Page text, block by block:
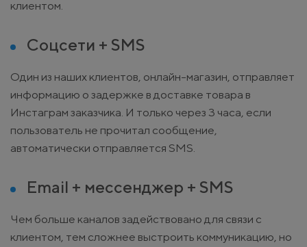
клиентом.
Соцсети + SMS
Один из наших клиентов, онлайн-магазин, отправляет
информацию о задержке в доставке товара в
Инстаграм заказчика. И только через 3 часа, если
пользователь не прочитал сообщение,
автоматически отправляется SMS.
Email + мессенджер + SMS
Чем больше каналов задействовано для связи с
клиентом, тем сложнее выстроить коммуникацию, но